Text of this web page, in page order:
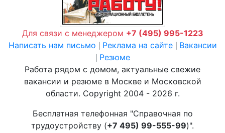
Для связи с менеджером +7 (495) 995-1223
Написать нам письмо
Реклама на сайте Вакансии
Резюме
Работа рядом с домом, актуальные свежие
вакансии и резюме в Москве и Московской
области. Copyright 2004 - 2026 г.
Бесплатная телефонная "Справочная по
трудоустройству (+7 495) 99-555-99)".